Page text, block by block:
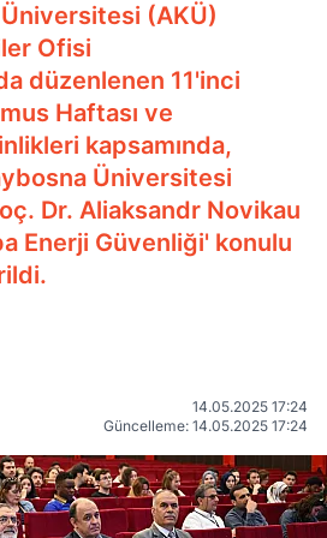
(AKÜ)
Ofisi
düzenlenen 11'inci
Haftası ve
kapsamında,
Üniversitesi
Dr. Aliaksandr Novikau
Enerji Güvenliği' konulu
14.05.2025 17:24
Güncelleme: 14.05.2025 17:24